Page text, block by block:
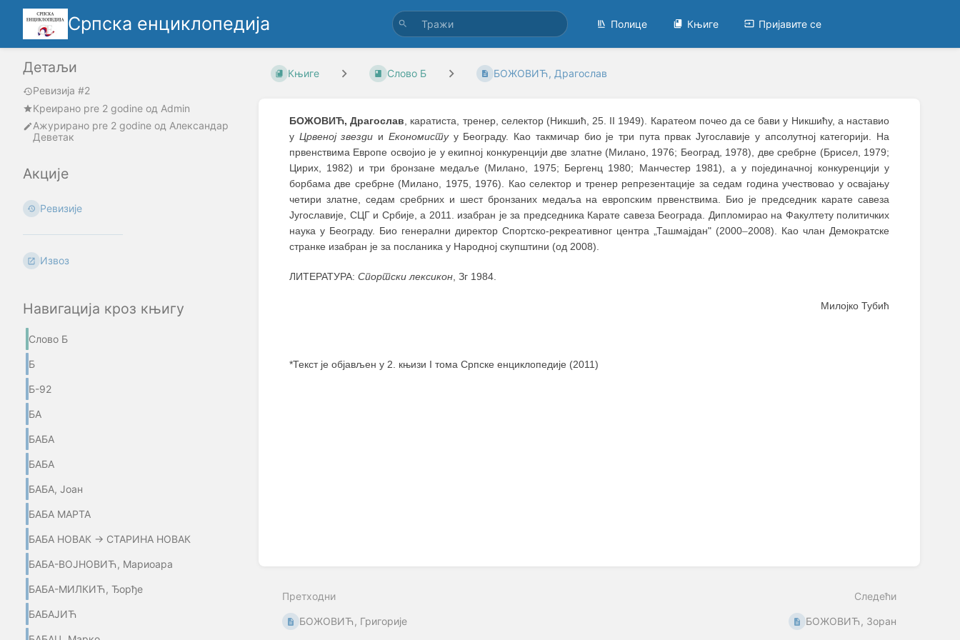
Српска енциклопедија Полице Књиге Пријавите се
Детаљи
Ревизија #2
Креирано pre 2 godine oд Admin
Ажурирано pre 2 godine од Александар
Деветак
Акције
Ревизије
Извоз
Навигација кроз књигу
Слово Б
Б
Б-92
БА
БАБА
БАБА
БАБА, Јоан
БАБА МАРТА
БАБА НОВАК → СТАРИНА НОВАК
БАБА-ВОЈНОВИЋ, Мариоара
БАБА-МИЛКИЋ, Ђорђе
БАБАЈИЋ
Књиге Слово Б БОЖОВИЋ, Драгослав
БОЖОВИЋ, Драгослав, каратиста, тренер, селектор (Никшић, 25. II 1949). Каратеом почео да се бави у Никшићу, а наставио
у Црвеној звезди и Економистуу Београду. Као такмичар био је три пута првак Југославије у апсолутној категорији. На
првенствима Европе освојио је у екипној конкуренцији две златне (Милано, 1976; Београд, 1978), две сребрне (Брисел, 1979;
Цирих, 1982) и три бронзане медаље (Милано, 1975; Бергенц 1980; Манчестер 1981), а у појединачној конкуренцији у
борбама две сребрне (Милано, 1975, 1976). Као селектор и тренер репрезентације за седам година учествовао у освајању
четири златне, седам сребрних и шест бронзаних медаља на европским првенствима. Био је председник карате савеза
Југославије, СЦГ и Србије, а 2011. изабран је за председника Карате савеза Београда. Дипломирао на Факултету политичких
наука у Београду. Био генерални директор Спортско-рекреативног центра „Ташмајдан" (2000–2008). Као члан Демократске
странке изабран је за посланика у Народној скупштини (од 2008).
ЛИТЕРАТУРА: Спортски лексикон , Зг 1984.
Милојко Тубић
*Текст је објављен у 2. књизи I тома Српске енциклопедије (2011)
Претходни
БОЖОВИЋ, Григорије
Следећи
БОЖОВИЋ, Зоран